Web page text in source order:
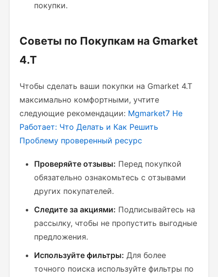
покупки.
Советы по Покупкам на Gmarket
4.T
Чтобы сделать ваши покупки на Gmarket 4.T
максимально комфортными, учтите
следующие рекомендации: Mgmarket7 Не
Работает: Что Делать и Как Решить
Проблему проверенный ресурс
Проверяйте отзывы: Перед покупкой
обязательно ознакомьтесь с отзывами
других покупателей.
Следите за акциями: Подписывайтесь на
рассылку, чтобы не пропустить выгодные
предложения.
Используйте фильтры: Для более
точного поиска используйте фильтры по